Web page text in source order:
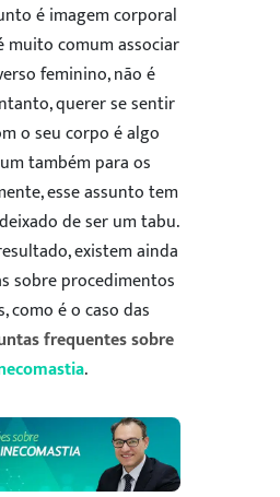
é imagem corporal
muito comum associar
feminino, não é
querer se sentir
o seu corpo é algo
também para os
esse assunto tem
de ser um tabu.
existem ainda
sobre procedimentos
como é o caso das
frequentes sobre
.